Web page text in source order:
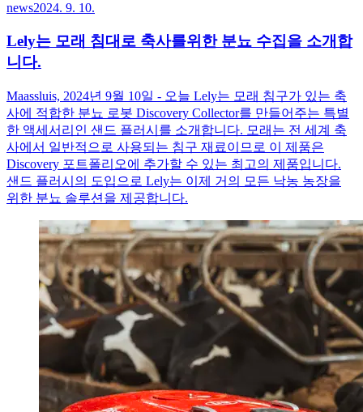
news2024. 9. 10.
Lely는 모래 침대로 축사를위한 분뇨 수집을 소개합
니다.
Maassluis, 2024년 9월 10일 - 오늘 Lely는 모래 침구가 있는 축
사에 적합한 분뇨 로봇 Discovery Collector를 만들어주는 특별
한 액세서리인 샌드 플러시를 소개합니다. 모래는 전 세계 축
사에서 일반적으로 사용되는 침구 재료이므로 이 제품은
Discovery 포트폴리오에 추가할 수 있는 최고의 제품입니다.
샌드 플러시의 도입으로 Lely는 이제 거의 모든 낙농 농장을
위한 분뇨 솔루션을 제공합니다.